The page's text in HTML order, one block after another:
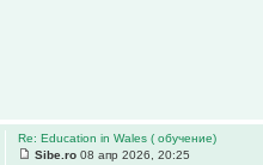
Re: Education in Wales ( обучение)
Sibe.ro 08 апр 2026, 20:25